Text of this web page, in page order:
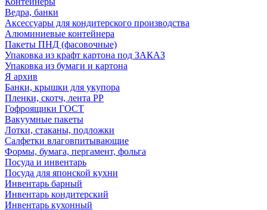
Ведра, банки
Аксессуары для кондитерского производства
Алюминиевые контейнера
Пакеты ПНД (фасовочные)
Упаковка из крафт картона под ЗАКАЗ
Упаковка из бумаги и картона
Я архив
Банки, крышки для укупора
Пленки, скотч, лента РР
Гофроящики ГОСТ
Вакуумные пакеты
Лотки, стаканы, подложки
Салфетки влаговпитывающие
Формы, бумага, пергамент, фольга
Посуда и инвентарь
Посуда для японской кухни
Инвентарь барный
Инвентарь кондитерский
Инвентарь кухонный